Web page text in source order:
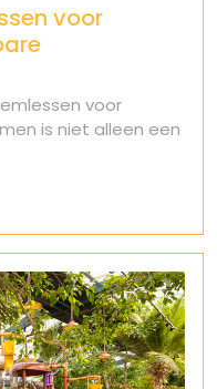
voor
voor
is niet alleen een